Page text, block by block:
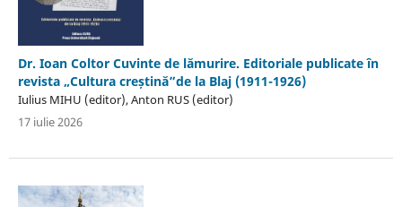
Dr. Ioan Coltor Cuvinte de lămurire. Editoriale publicate în
revista „Cultura creștină”de la Blaj (1911-1926)
Iulius MIHU (editor), Anton RUS (editor)
17 iulie 2026